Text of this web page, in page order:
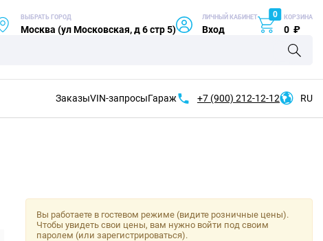
ВЫБРАТЬ ГОРОД
Москва (ул Московская, д 6 стр 5)
ЛИЧНЫЙ КАБИНЕТ
Вход
0 КОРЗИНА
0 ₽
ЗаказыVIN-запросыГараж +7 (900) 212-12-12 RU
Вы работаете в гостевом режиме (видите розничные цены).
Чтобы увидеть свои цены, вам нужно войти под своим
паролем (или зарегистрироваться).